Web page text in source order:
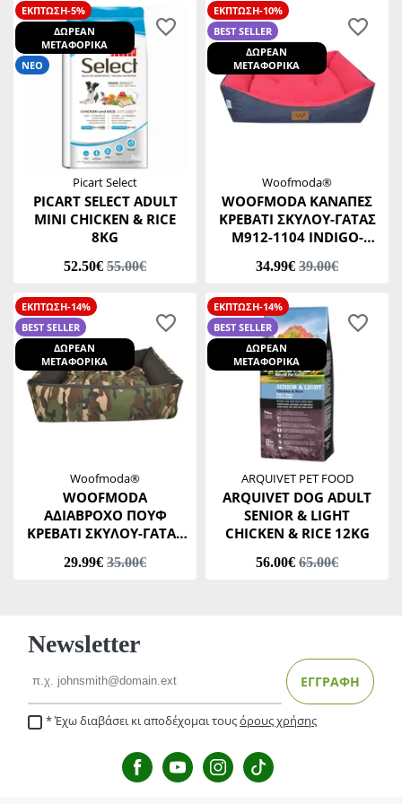
ΕΚΠΤΩΣΗ-5%
ΔΩΡΕΑΝ
ΜΕΤΑΦΟΡΙΚΑ
ΝΕΟ
Picart Select
PICART SELECT ADULT
MINI CHICKEN & RICE
8KG
52.50€ 55.00€
ΕΚΠΤΩΣΗ-10%
BEST SELLER
ΔΩΡΕΑΝ
ΜΕΤΑΦΟΡΙΚΑ
Woofmoda®
WOOFMODA ΚΑΝΑΠΕΣ
ΚΡΕΒΑΤΙ ΣΚΥΛΟΥ-ΓΑΤΑΣ
Μ912-1104 INDIGO-
Υ20 CM
34.99€ 39.00€
ΕΚΠΤΩΣΗ-14%
BEST SELLER
ΔΩΡΕΑΝ
ΜΕΤΑΦΟΡΙΚΑ
Woofmoda®
WOOFMODA
ΑΔΙΑΒΡΟΧΟ ΠΟΥΦ
ΚΡΕΒΑΤΙ ΣΚΥΛΟΥ-ΓΑΤΑΣ
ΧΑΚΙ Νο2 40 Χ 45 Χ Υ 20
29.99€ 35.00€
ΕΚΠΤΩΣΗ-14%
BEST SELLER
ΔΩΡΕΑΝ
ΜΕΤΑΦΟΡΙΚΑ
ARQUIVET PET FOOD
ARQUIVET DOG ADULT
SENIOR & LIGHT
CHICKEN & RICE 12KG
56.00€ 65.00€
Newsletter
ΕΓΓΡΑΦΗ
Έχω διαβάσει κι αποδέχομαι τουςόρους χρήσης